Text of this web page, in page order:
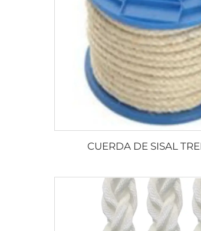
CUERDA DE SISAL